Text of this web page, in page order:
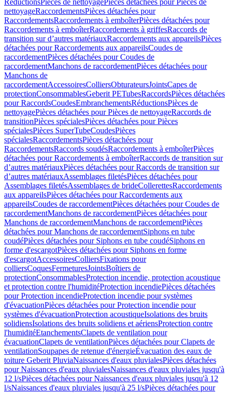
RéductionsPièces de nettoyagePièces détachées pour Pièces de
nettoyageRaccordementsPièces détachées pour
RaccordementsRaccordements à emboîterPièces détachées pour
Raccordements à emboîterRaccordements à griffesRaccords de
transition sur d’autres matériauxRaccordements aux appareilsPièces
détachées pour Raccordements aux appareilsCoudes de
raccordementPièces détachées pour Coudes de
raccordementManchons de raccordementPièces détachées pour
Manchons de
raccordementAccessoiresColliersObturateursJointsCapes de
protectionConsommablesGeberit PETubesRaccordsPièces détachées
pour RaccordsCoudesEmbranchementsRéductionsPièces de
nettoyagePièces détachées pour Pièces de nettoyageRaccords de
transitionPièces spécialesPièces détachées pour Pièces
spécialesPièces SuperTubeCoudesPièces
spécialesRaccordementsPièces détachées pour
RaccordementsRaccords soudésRaccordements à emboîterPièces
détachées pour Raccordements à emboîterRaccords de transition sur
d’autres matériauxPièces détachées pour Raccords de transition sur
d’autres matériauxAssemblages filetésPièces détachées pour
Assemblages filetésAssemblages de brideCollerettesRaccordements
aux appareilsPièces détachées pour Raccordements aux
appareilsCoudes de raccordementPièces détachées pour Coudes de
raccordementManchons de raccordementPièces détachées pour
Manchons de raccordementManchons de raccordementPièces
détachées pour Manchons de raccordementSiphons en tube
coudéPièces détachées pour Siphons en tube coudéSiphons en
forme d'escargotPièces détachées pour Siphons en forme
d'escargotAccessoiresColliersFixations pour
colliersCoquesFermeturesJointsBoîtiers de
protectionConsommablesProtection incendie, protection acoustique
et protection contre l'humiditéProtection incendiePièces détachées
pour Protection incendieProtection incendie pour systèmes
d'évacuationPièces détachées pour Protection incendie pour
systèmes d'évacuationProtection acoustiqueIsolations des bruits
solidiensIsolations des bruits solidiens et aériensProtection contre
l'humiditéEtanchementsClapets de ventilation pour
évacuationClapets de ventilationPièces détachées pour Clapets de
ventilationSoupapes de retenue d'énergieÉvacuation des eaux de
toiture Geberit PluviaNaissances d'eaux pluvialesPièces détachées
pour Naissances d'eaux pluvialesNaissances d'eaux pluviales jusqu'à
12 l/sPièces détachées pour Naissances d'eaux pluviales jusqu'à 12
l/sNaissances d'eaux pluviales jusqu'à 25 l/sPièces détachées pour